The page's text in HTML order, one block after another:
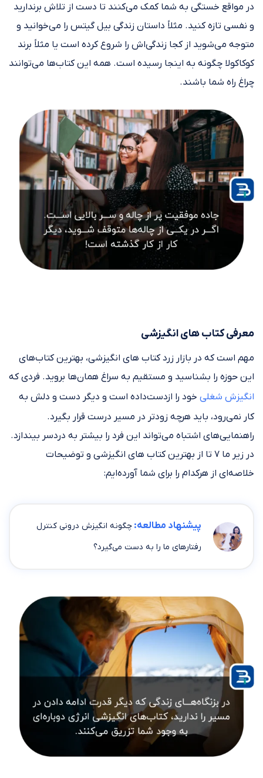
در مواقع خستگی به شما کمک می‌کنند تا دست از تلاش برندارید
و نفسی تازه کنید. مثلاً داستان زندگی بیل گیتس را می‌خوانید و
متوجه می‌شوید از کجا زندگی‌اش را شروع کرده است یا مثلاً برند
کوکاکولا چگونه به اینجا رسیده است. همه این‌ کتاب‌ها می‌توانند
چراغ راه شما باشند.
معرفی کتاب های انگیزشی
مهم است که در بازار زرد کتاب های انگیزشی، بهترین کتاب‌های
این حوزه را بشناسید و مستقیم به سراغ همان‌ها بروید. فردی که
انگیزش شغلی خود را ازدست‌داده است و دیگر دست و دلش به
کار نمی‌رود، باید هرچه زودتر در مسیر درست قرار بگیرد.
راهنمایی‌های اشتباه می‌تواند این فرد را بیشتر به دردسر بیندازد.
در زیر ما ۷ تا از بهترین کتاب های انگیزشی و توضیحات
خلاصه‌ای از هرکدام را برای شما آورده‌ایم:
پیشنهاد مطالعه: چگونه انگیزش درونی کنترل
رفتارهای ما را به دست می‌گیرد؟